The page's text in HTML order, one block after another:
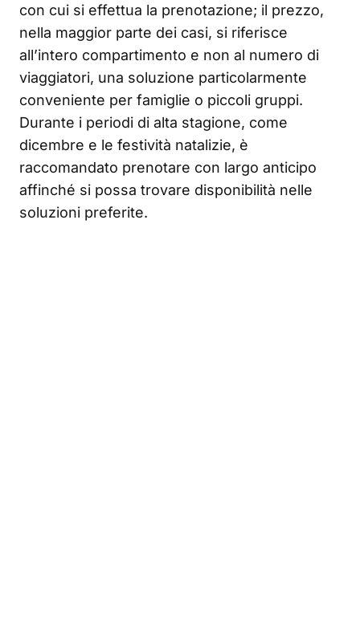
con cui si effettua la prenotazione; il prezzo,
nella maggior parte dei casi, si riferisce
all’intero compartimento e non al numero di
viaggiatori, una soluzione particolarmente
conveniente per famiglie o piccoli gruppi.
Durante i periodi di alta stagione, come
dicembre e le festività natalizie, è
raccomandato prenotare con largo anticipo
affinché si possa trovare disponibilità nelle
soluzioni preferite.